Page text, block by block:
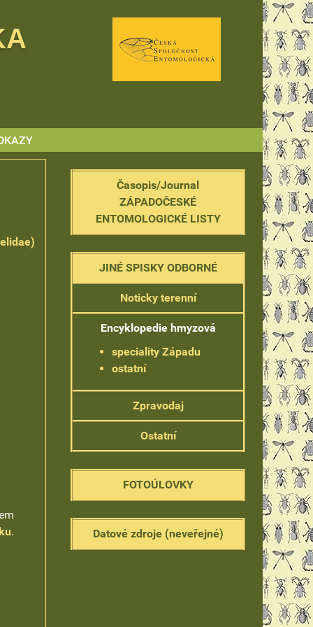
.
Časopis/Journal
ZÁPADOČESKÉ
ENTOMOLOGICKÉ LISTY
JINÉ SPISKY ODBORNÉ
Noticky terenní
Encyklopedie hmyzová
speciality Západu
ostatní
Zpravodaj
Ostatní
FOTOÚLOVKY
Datové zdroje (neveřejné)